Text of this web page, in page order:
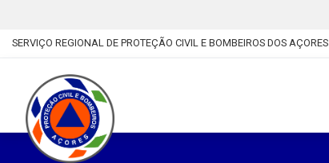
SERVIÇO REGIONAL DE PROTEÇÃO CIVIL E BOMBEIROS DOS AÇORES